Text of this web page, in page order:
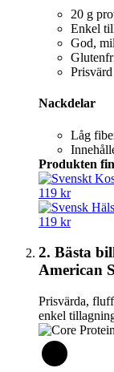
20 g
Enkel
God,
Nackdelar
Låg
Produkten
119 kr
119 kr
2. Bästa
American
Prisvärda,
enkel